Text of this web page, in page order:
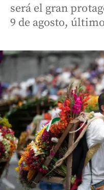
será el gran
9 de agosto,